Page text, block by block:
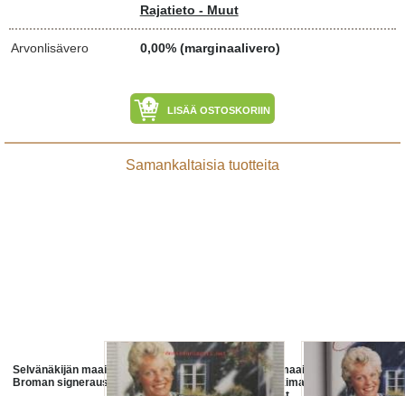
Rajatieto - Muut
Arvonlisävero 0,00% (marginaalivero)
LISÄÄ OSTOSKORIIN
Samankaltaisia tuotteita
Selvänäkijän maailmat - Johanna
Broman signeraus
Selvänäkijän maailmat : tämä
maailma, henkimaailma, ihmisen